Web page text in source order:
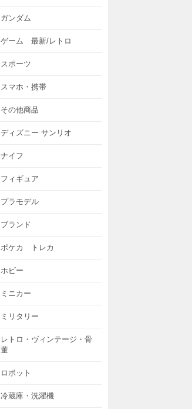
ガンダム
ゲーム 最新/レトロ
スポーツ
スマホ・携帯
その他商品
ディズニー サンリオ
ナイフ
フィギュア
プラモデル
ブランド
ポケカ トレカ
ホビー
ミニカー
ミリタリー
レトロ・ヴィンテージ・骨
董
ロボット
冷蔵庫・洗濯機